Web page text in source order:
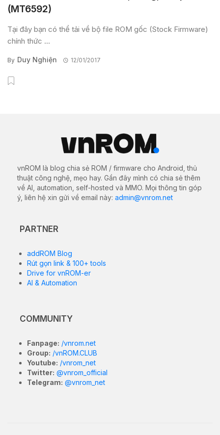
(MT6592)
Tại đây bạn có thể tải về bộ file ROM gốc (Stock Firmware)
chính thức ...
By Duy Nghiện 12/01/2017
vnROM là blog chia sẻ ROM / firmware cho Android, thủ
thuật công nghệ, mẹo hay. Gần đây mình có chia sẻ thêm
về AI, automation, self-hosted và MMO. Mọi thông tin góp
ý, liên hệ xin gửi về email này: admin@vnrom.net
PARTNER
addROM Blog
Rút gọn link & 100+ tools
Drive for vnROM-er
AI & Automation
COMMUNITY
Fanpage: /vnrom.net
Group: /vnROM.CLUB
Youtube: /vnrom_net
Twitter: @vnrom_official
Telegram: @vnrom_net